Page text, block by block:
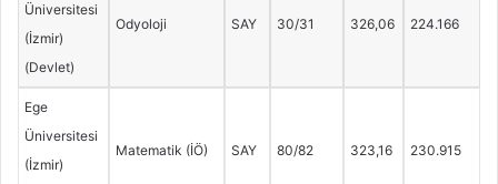
Üniversitesi
(İzmir)
(Devlet)
Odyoloji SAY 30/31 326,06 224.166
Ege
Üniversitesi
(İzmir)
Matematik (İÖ) SAY 80/82 323,16 230.915